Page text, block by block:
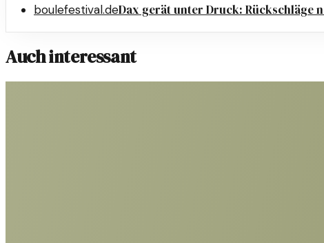
boulefestival.deDax gerät unter Druck: Rückschläge
Auch interessant